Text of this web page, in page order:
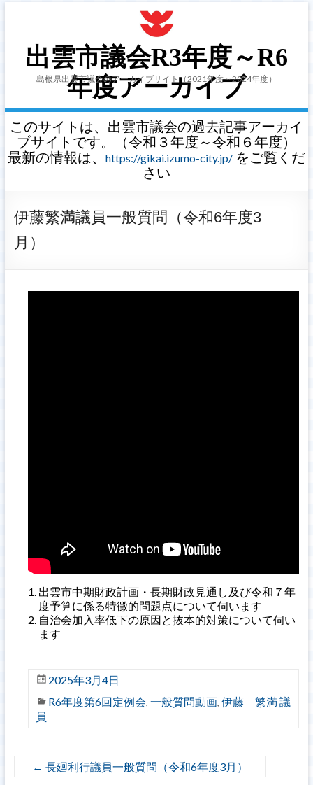
出雲市議会R3年度～R6
年度アーカイブ
島根県出雲市議会のアーカイブサイト（2021年度～2024年度）
このサイトは、出雲市議会の過去記事アーカイ
ブサイトです。（令和３年度～令和６年度）
最新の情報は、
https://gikai.izumo-city.jp/をご覧くだ
さい
伊藤繁満議員一般質問（令和6年度3
月）
出雲市中期財政計画・長期財政見通し及び令和７年
度予算に係る特徴的問題点について伺います
自治会加入率低下の原因と抜本的対策について伺い
ます
2025年3月4日
R6年度第6回定例会, 一般質問動画, 伊藤 繁満 議
員
← 長廻利行議員一般質問（令和6年度3月）